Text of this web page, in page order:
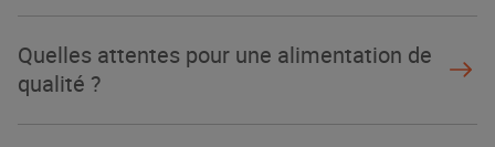
Quelles attentes pour une alimentation de
qualité ?